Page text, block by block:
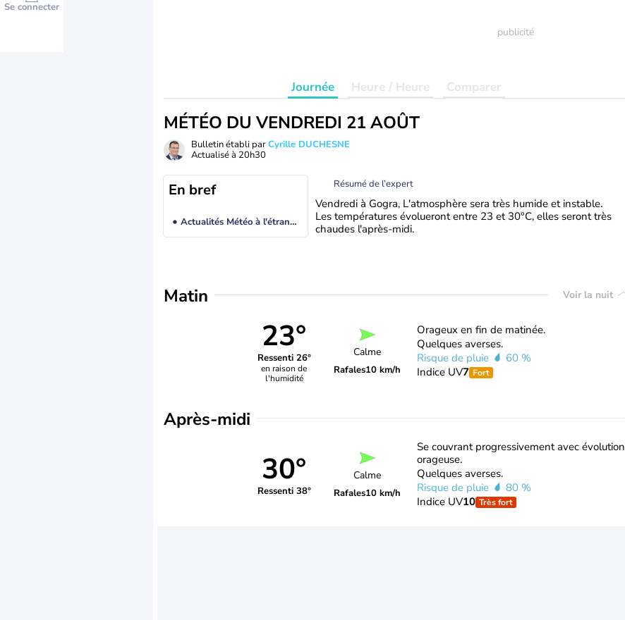
Se connecter
Journée Heure / Heure Comparer
MÉTÉO DU VENDREDI 21 AOÛT
Bulletin établi parCyrille DUCHESNE
Actualisé à 20h30
En bref
Actualités Météo à l'étranger
Résumé de l’expert
Vendredi à Gogra, L'atmosphère sera très humide et instable.
Les températures évolueront entre 23 et 30°C, elles seront très
chaudes l'après-midi.
Matin Voir la nuit
23°
Ressenti 26°
en raison de
l'humidité
Calme
Rafales10 km/h
Orageux en fin de matinée.
Quelques averses.
Risque de pluie
60 %
Indice UV7 Fort
Après-midi
30°
Ressenti 38°
Calme
Rafales10 km/h
Se couvrant progressivement avec évolution
orageuse.
Quelques averses.
Risque de pluie
80 %
Indice UV10 Très fort